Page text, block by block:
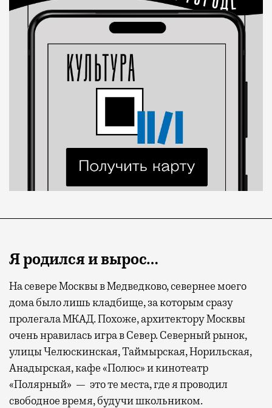
Я родился и вырос…
На севере Москвы в Медведково, севернее моего
дома было лишь кладбище, за которым сразу
пролегала МКАД. Похоже, архитектору Москвы
очень нравилась игра в Север. Северный рынок,
улицы Челюскинская, Таймырская, Норильская,
Анадырская, кафе «Полюс» и кинотеатр
«Полярный» — это те места, где я проводил
свободное время, будучи школьником.